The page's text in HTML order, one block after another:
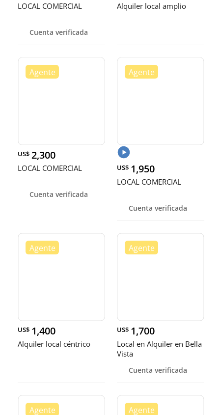
LOCAL COMERCIAL
Cuenta verificada
Alquiler local amplio
US$ 2,300
LOCAL COMERCIAL
Cuenta verificada
US$ 1,950
LOCAL COMERCIAL
Cuenta verificada
US$ 1,400
Alquiler local céntrico
US$ 1,700
Local en Alquiler en Bella
Vista
Cuenta verificada